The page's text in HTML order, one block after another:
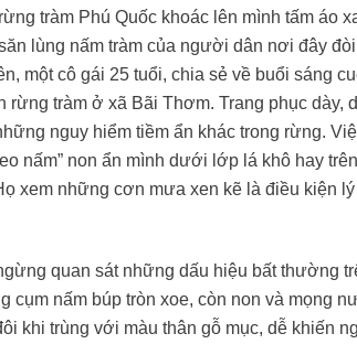
tràm Phú Quốc khoác lên mình tấm áo
lùng nấm tràm của người dân nơi đây
một cô gái 25 tuổi, chia sẻ về buổi sáng
tràm ở xã Bãi Thơm. Trang phục dày,
nguy hiểm tiềm ẩn khác trong rừng.
nấm” non ẩn mình dưới lớp lá khô hay
xem những cơn mưa xen kẽ là điều kiện
quan sát những dấu hiệu bất thường
cụm nấm búp tròn xoe, còn non và mọng
khi trùng với màu thân gỗ mục, dễ khiến